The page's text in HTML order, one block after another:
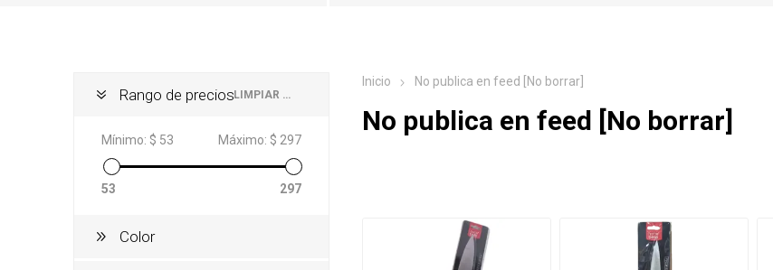
Inicio No publica en feed [No borrar]
No publica en feed [No borrar]
LIMPIAR TODO
Rango de precios
Mínimo: $ 53 Máximo: $ 297
53 297
Color